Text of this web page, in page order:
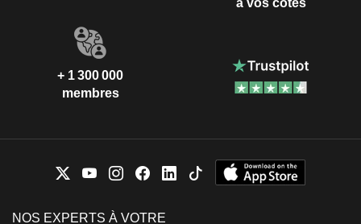
à vos côtés
+ 1 300 000
membres
NOS EXPERTS À VOTRE